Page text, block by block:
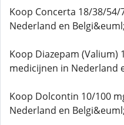
Koop Concerta 18/38/
Nederland en Belgi&euml;
Koop Diazepam (Valium)
medicijnen in Nederland
Koop Dolcontin 10/100
Nederland en Belgi&euml;